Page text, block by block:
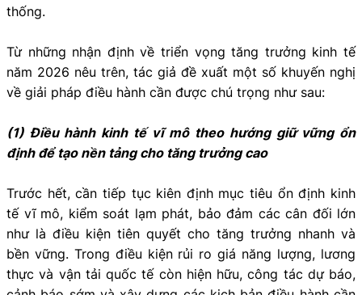
thống.
Từ những nhận định về triển vọng tăng trưởng kinh tế
năm 2026 nêu trên, tác giả đề xuất một số khuyến nghị
về giải pháp điều hành cần được chú trọng như sau:
(1) Điều hành kinh tế vĩ mô theo hướng giữ vững ổn
định để tạo nền tảng cho tăng trưởng cao
Trước hết, cần tiếp tục kiên định mục tiêu ổn định kinh
tế vĩ mô, kiểm soát lạm phát, bảo đảm các cân đối lớn
như là điều kiện tiên quyết cho tăng trưởng nhanh và
bền vững. Trong điều kiện rủi ro giá năng lượng, lương
thực và vận tải quốc tế còn hiện hữu, công tác dự báo,